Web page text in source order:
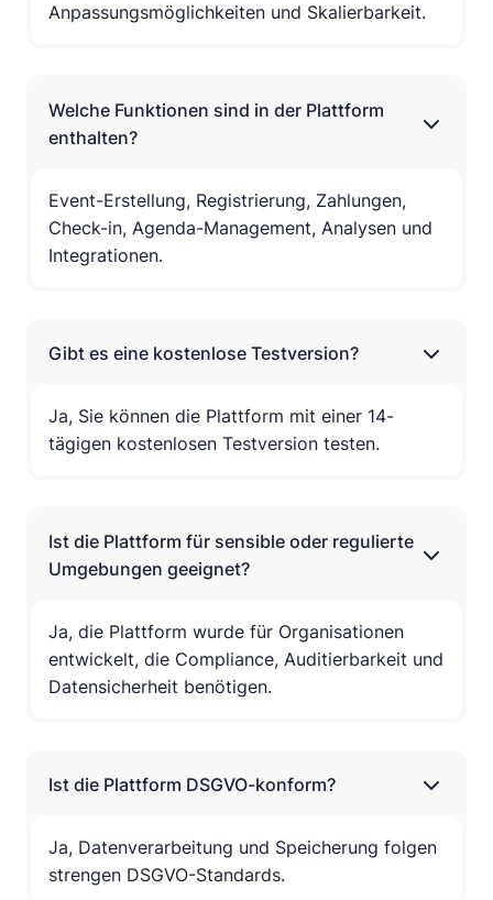
Anpassungsmöglichkeiten und Skalierbarkeit.
Welche Funktionen sind in der Plattform
enthalten?
Event-Erstellung, Registrierung, Zahlungen,
Check-in, Agenda-Management, Analysen und
Integrationen.
Gibt es eine kostenlose Testversion?
Ja, Sie können die Plattform mit einer 14-
tägigen kostenlosen Testversion testen.
Ist die Plattform für sensible oder regulierte
Umgebungen geeignet?
Ja, die Plattform wurde für Organisationen
entwickelt, die Compliance, Auditierbarkeit und
Datensicherheit benötigen.
Ist die Plattform DSGVO-konform?
Ja, Datenverarbeitung und Speicherung folgen
strengen DSGVO-Standards.